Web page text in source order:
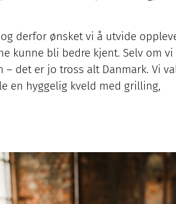
derfor ønsket vi å utvide
kunne bli bedre kjent. Selv om vi
det er jo tross alt Danmark. Vi
en hyggelig kveld med grilling,